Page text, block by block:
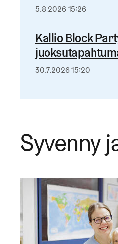
Julkaistu
5.8.2026 15:26
Kallio Block
Julkaistu
30.7.2026 15:20
Syvenny